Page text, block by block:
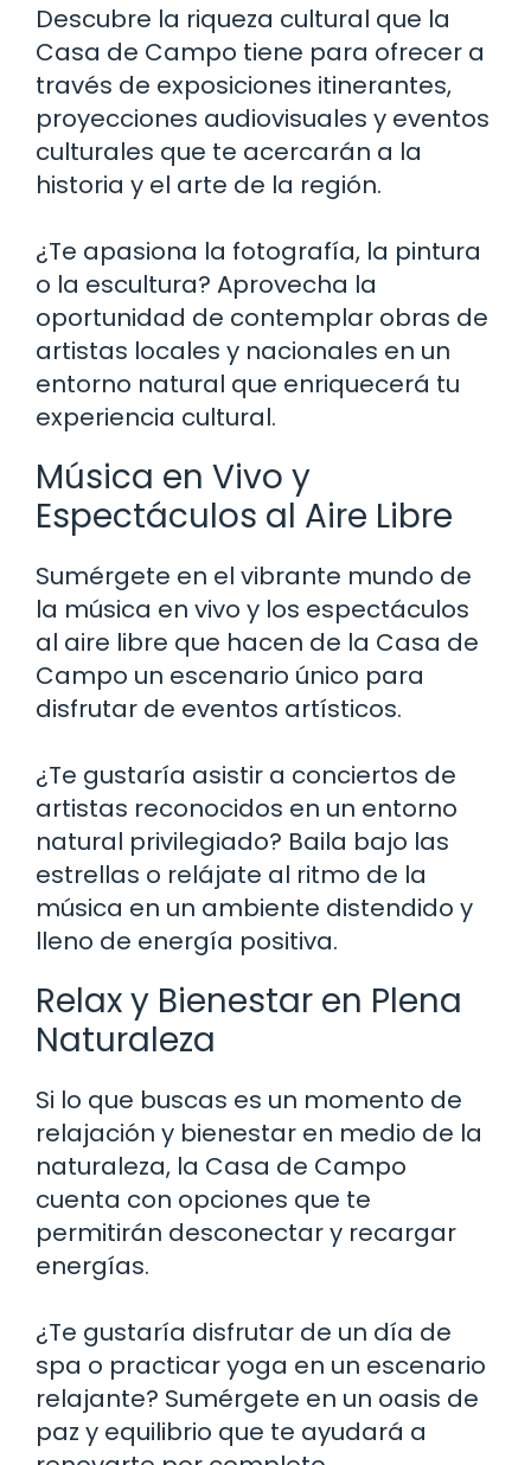
Descubre la riqueza cultural que la
Casa de Campo tiene para ofrecer a
través de exposiciones itinerantes,
proyecciones audiovisuales y eventos
culturales que te acercarán a la
historia y el arte de la región.
¿Te apasiona la fotografía, la pintura
o la escultura? Aprovecha la
oportunidad de contemplar obras de
artistas locales y nacionales en un
entorno natural que enriquecerá tu
experiencia cultural.
Música en Vivo y
Espectáculos al Aire Libre
Sumérgete en el vibrante mundo de
la música en vivo y los espectáculos
al aire libre que hacen de la Casa de
Campo un escenario único para
disfrutar de eventos artísticos.
¿Te gustaría asistir a conciertos de
artistas reconocidos en un entorno
natural privilegiado? Baila bajo las
estrellas o relájate al ritmo de la
música en un ambiente distendido y
lleno de energía positiva.
Relax y Bienestar en Plena
Naturaleza
Si lo que buscas es un momento de
relajación y bienestar en medio de la
naturaleza, la Casa de Campo
cuenta con opciones que te
permitirán desconectar y recargar
energías.
¿Te gustaría disfrutar de un día de
spa o practicar yoga en un escenario
relajante? Sumérgete en un oasis de
paz y equilibrio que te ayudará a